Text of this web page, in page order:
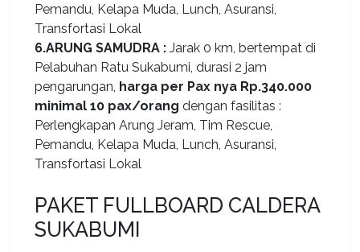
Pemandu, Kelapa Muda, Lunch, Asuransi,
Transfortasi Lokal
6.ARUNG SAMUDRA : Jarak 0 km, bertempat di
Pelabuhan Ratu Sukabumi, durasi 2 jam
pengarungan, harga per Pax nya Rp.340.000
minimal 10 pax/orang dengan fasilitas :
Perlengkapan Arung Jeram, Tim Rescue,
Pemandu, Kelapa Muda, Lunch, Asuransi,
Transfortasi Lokal
PAKET FULLBOARD CALDERA
SUKABUMI